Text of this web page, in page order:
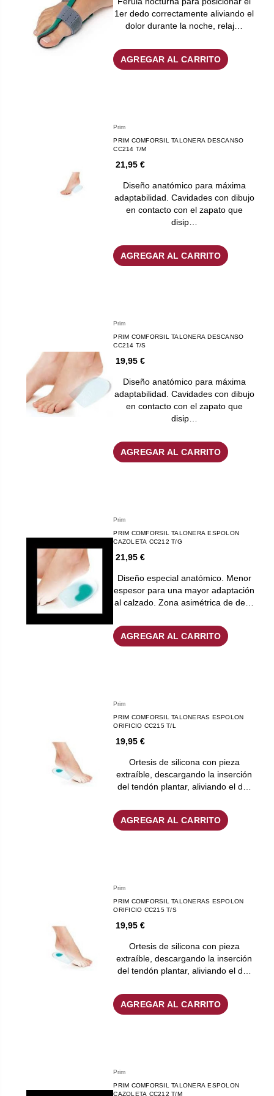
1er dedo correctamente aliviando el
dolor durante la noche, relaj…
AGREGAR AL CARRITO
Prim
PRIM COMFORSIL TALONERA DESCANSO
CC214 T/M
21,95 €
Diseño anatómico para máxima
adaptabilidad. Cavidades con dibujo
en contacto con el zapato que
disip…
AGREGAR AL CARRITO
Prim
PRIM COMFORSIL TALONERA DESCANSO
CC214 T/S
19,95 €
Diseño anatómico para máxima
adaptabilidad. Cavidades con dibujo
en contacto con el zapato que
disip…
AGREGAR AL CARRITO
Prim
PRIM COMFORSIL TALONERA ESPOLON
CAZOLETA CC212 T/G
21,95 €
Diseño especial anatómico. Menor
espesor para una mayor adaptación
al calzado. Zona asimétrica de de…
AGREGAR AL CARRITO
Prim
PRIM COMFORSIL TALONERAS ESPOLON
ORIFICIO CC215 T/L
19,95 €
Ortesis de silicona con pieza
extraíble, descargando la inserción
del tendón plantar, aliviando el d…
AGREGAR AL CARRITO
Prim
PRIM COMFORSIL TALONERAS ESPOLON
ORIFICIO CC215 T/S
19,95 €
Ortesis de silicona con pieza
extraíble, descargando la inserción
del tendón plantar, aliviando el d…
AGREGAR AL CARRITO
Prim
PRIM COMFORSIL TALONERA ESPOLON
CAZOLETA CC212 T/M